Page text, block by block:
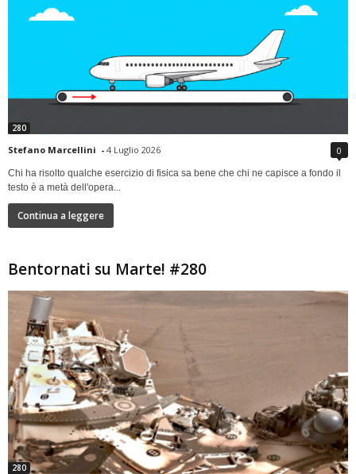
280
Stefano Marcellini - 4 Luglio 2026 0
Chi ha risolto qualche esercizio di fisica sa bene che chi ne capisce a fondo il
testo è a metà dell'opera...
Continua a leggere
Bentornati su Marte! #280
280